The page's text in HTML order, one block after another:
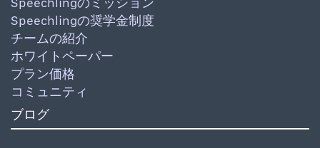
Speechlingの奨学金制度
チームの紹介
ホワイトペーパー
プラン価格
コミュニティ
ブログ